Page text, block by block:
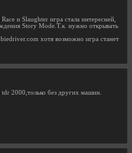
и Slaughter игра стала интересней,
Story Mode.Т.к. нужно открывать
хотя возможно игра станет
2000,только без других машин.